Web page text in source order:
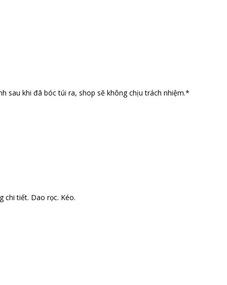
sau khi đã bóc túi ra, shop sẽ không chịu trách nhiệm.*
chi tiết. Dao rọc. Kéo.